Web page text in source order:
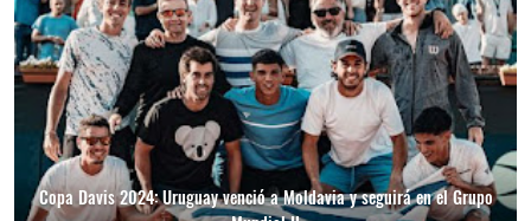
Copa Davis 2024: Uruguay venció a Moldavia y seguirá en el Grupo